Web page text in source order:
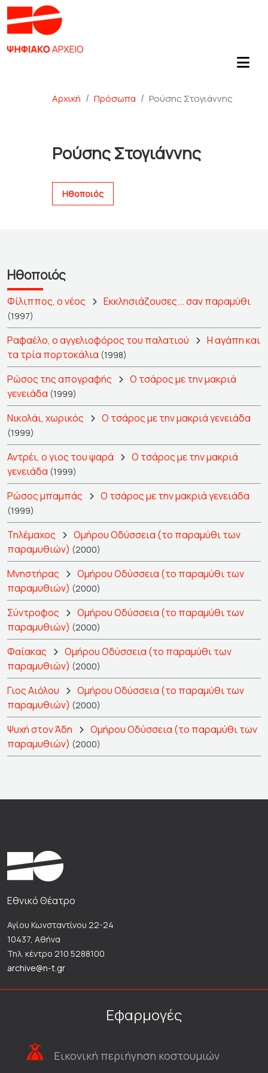
Αρχική Πρόσωπα Ρούσης Στογιάννης
Ρούσης Στογιάννης
Ηθοποιός
Ηθοποιός
Φίλιππος, ο νέος Εκκλησιάζουσες... σαν παραμύθι
(1997)
Ραφαέλο, ο αγγελιοφόρος του παλατιού
Η αγάπη και
τα τρία πορτοκάλια (1998)
Ρώσος της απογραφής
Ο τσάρος με την μακριά
γενειάδα (1999)
Νικολάι, χωρικός Ο τσάρος με την μακριά γενειάδα
(1999)
Αντρέι, ο γιος του ψαρά
Ο τσάρος με την μακριά
γενειάδα (1999)
Ρώσος μπαμπάς Ο τσάρος με την μακριά γενειάδα
(1999)
Τηλέμαχος
Ομήρου Οδύσσεια (το παραμύθι των
παραμυθιών) (2000)
Μνηστήρας
Ομήρου Οδύσσεια (το παραμύθι των
παραμυθιών) (2000)
Σύντροφος
Ομήρου Οδύσσεια (το παραμύθι των
παραμυθιών) (2000)
Φαίακας
Ομήρου Οδύσσεια (το παραμύθι των
παραμυθιών) (2000)
Γιος Αιόλου
Ομήρου Οδύσσεια (το παραμύθι των
παραμυθιών) (2000)
Ψυχή στον Άδη
Ομήρου Οδύσσεια (το παραμύθι των
παραμυθιών) (2000)
Εθνικό Θέατρο
Αγίου Κωνσταντίνου 22-24
10437, Αθήνα
Τηλ. κέντρο 210 5288100
archive@n-t.gr
Εφαρμογές
Εικονική περιήγηση κοστουμιών